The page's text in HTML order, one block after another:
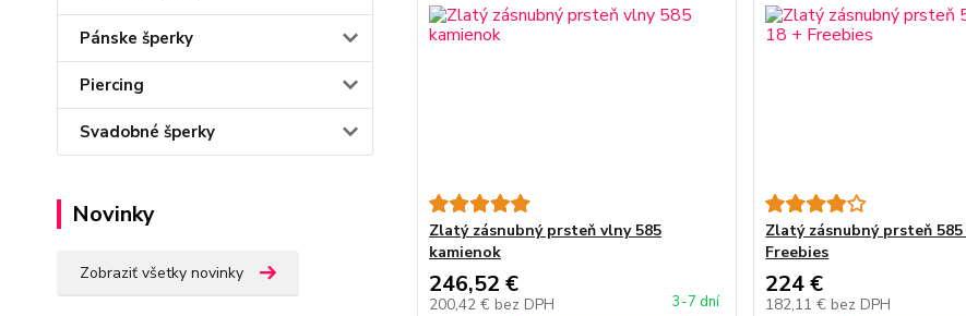
Pánske šperky
Piercing
Svadobné šperky
Novinky
Zobraziť všetky novinky
Zlatý zásnubný prsteň vlny 585
kamienok
246,52 €
200,42 € bez DPH 3-7 dní
Zlatý zásnubný prsteň 585
Freebies
224 €
182,11 € bez DPH